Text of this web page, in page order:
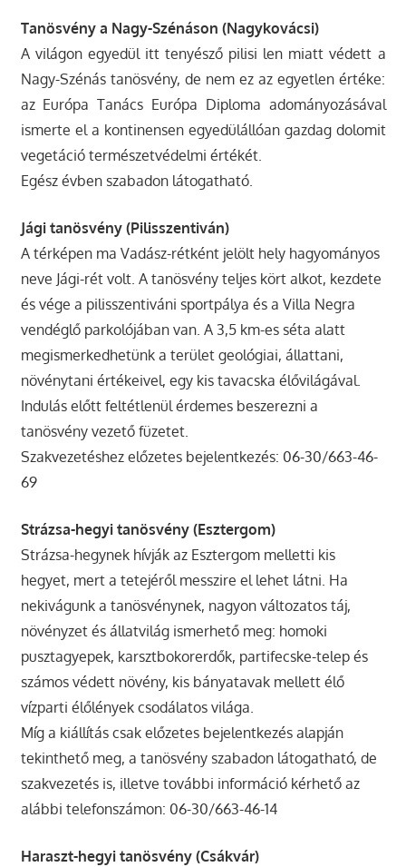
Tanösvény a Nagy-Szénáson (Nagykovácsi)
A világon egyedül itt tenyésző pilisi len miatt védett a
Nagy-Szénás tanösvény, de nem ez az egyetlen értéke:
az Európa Tanács Európa Diploma adományozásával
ismerte el a kontinensen egyedülállóan gazdag dolomit
vegetáció természetvédelmi értékét.
Egész évben szabadon látogatható.
Jági tanösvény (Pilisszentiván)
A térképen ma Vadász-rétként jelölt hely hagyományos
neve Jági-rét volt. A tanösvény teljes kört alkot, kezdete
és vége a pilisszentiváni sportpálya és a Villa Negra
vendéglő parkolójában van. A 3,5 km-es séta alatt
megismerkedhetünk a terület geológiai, állattani,
növénytani értékeivel, egy kis tavacska élővilágával.
Indulás előtt feltétlenül érdemes beszerezni a
tanösvény vezető füzetet.
Szakvezetéshez előzetes bejelentkezés: 06-30/663-46-
69
Strázsa-hegyi tanösvény (Esztergom)
Strázsa-hegynek hívják az Esztergom melletti kis
hegyet, mert a tetejéről messzire el lehet látni. Ha
nekivágunk a tanösvénynek, nagyon változatos táj,
növényzet és állatvilág ismerhető meg: homoki
pusztagyepek, karsztbokorerdők, partifecske-telep és
számos védett növény, kis bányatavak mellett élő
vízparti élőlények csodálatos világa.
Míg a kiállítás csak előzetes bejelentkezés alapján
tekinthető meg, a tanösvény szabadon látogatható, de
szakvezetés is, illetve további információ kérhető az
alábbi telefonszámon: 06-30/663-46-14
Haraszt-hegyi tanösvény (Csákvár)